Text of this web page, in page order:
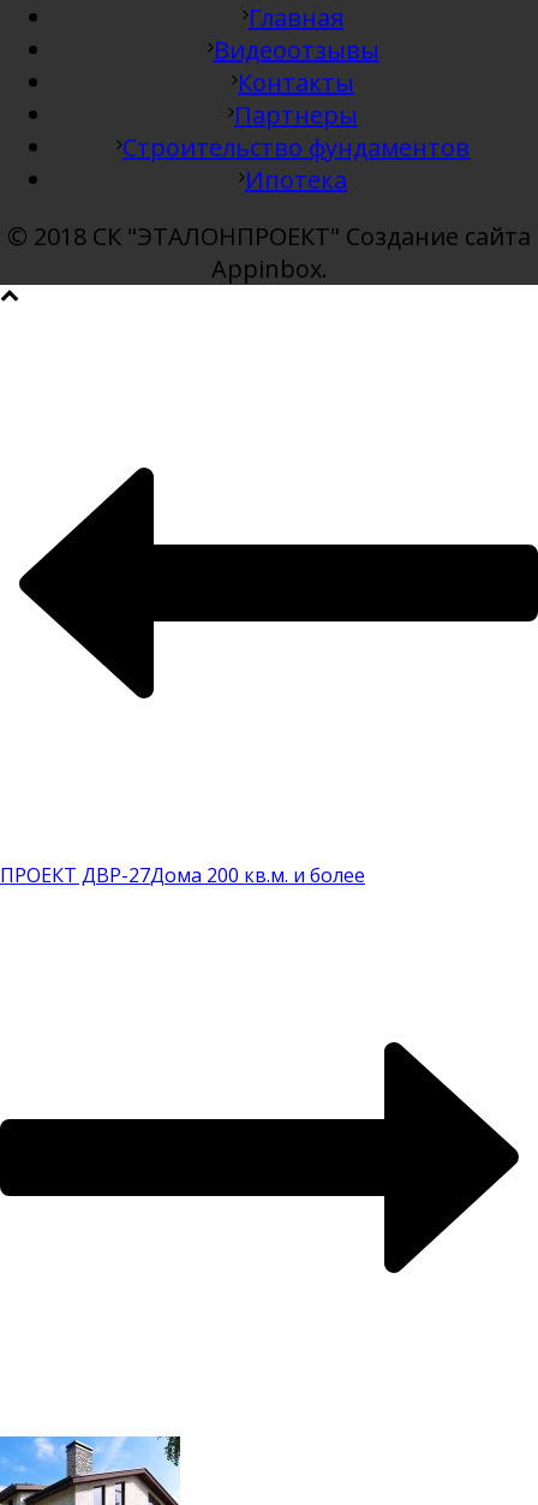
Главная
Видеоотзывы
Контакты
Партнеры
Строительство фундаментов
Ипотека
© 2018 СК "ЭТАЛОНПРОЕКТ" Создание сайта
Appinbox.
ПРОЕКТ ДВР-27Дома 200 кв.м. и более